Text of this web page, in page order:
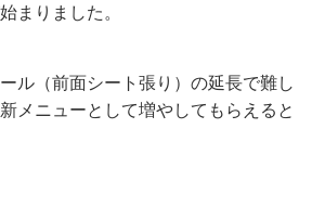
まりました。
ル（前面シート張り）の延長で難し
メニューとして増やしてもらえると